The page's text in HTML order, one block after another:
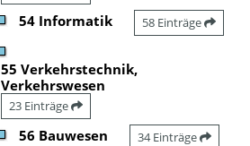
54 Informatik 58 Einträge
55 Verkehrstechnik,
Verkehrswesen
23 Einträge
56 Bauwesen 34 Einträge